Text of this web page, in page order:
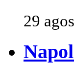
29